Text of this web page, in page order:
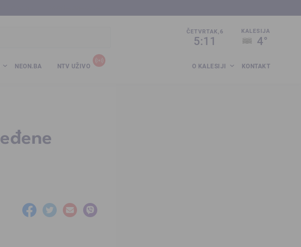
ČETVRTAK,6
5:11
KALESIJA
4°
NEON.BA NTV UŽIVO O KALESIJI KONTAKT